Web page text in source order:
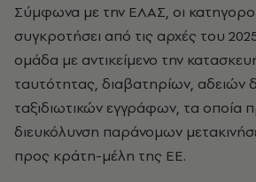
Σύμφωνα με την ΕΛΑΣ, οι
συγκροτήσει από τις αρχές του
ομάδα με αντικείμενο την
ταυτότητας, διαβατηρίων, αδειών
ταξιδιωτικών εγγράφων, τα οποία
διευκόλυνση παράνομων
προς κράτη-μέλη της ΕΕ.